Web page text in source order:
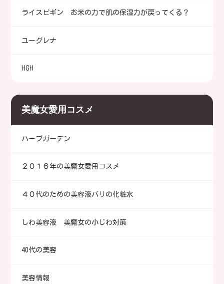
ライスビギン お米の力で肌の保湿力が戻ってくる？
ユーグレナ
HGH
美魔女愛用コスメ
ハーブガーデン
２０１６年の美魔女愛用コスメ
４０代のための美容液バリの化粧水
しわ美容液 美魔女の小じわ対策
40代の美容
美容情報